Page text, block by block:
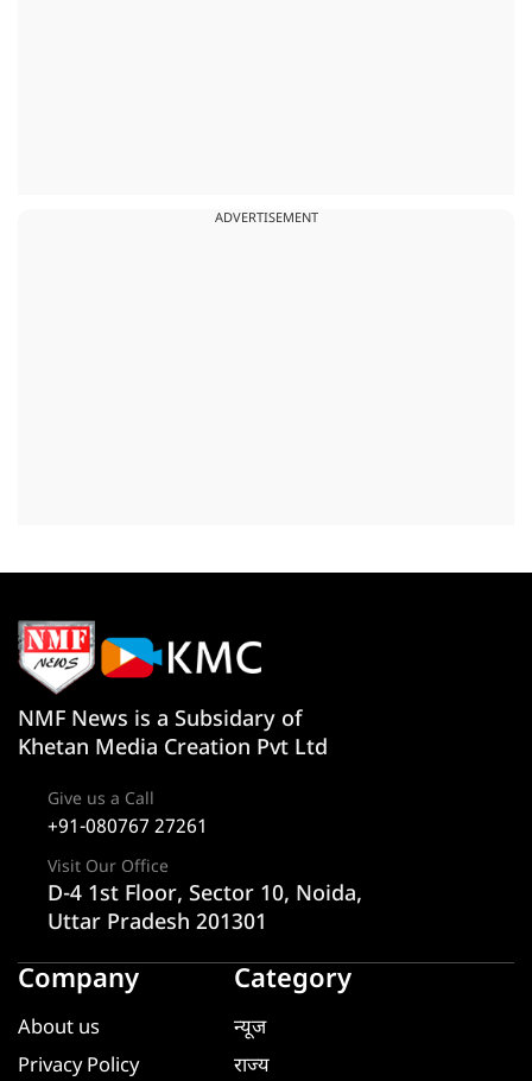
ADVERTISEMENT
NMF News is a Subsidary of
Khetan Media Creation Pvt Ltd
Give us a Call
+91-080767 27261
Visit Our Office
D-4 1st Floor, Sector 10, Noida,
Uttar Pradesh 201301
Company
About us
Privacy Policy
Category
न्यूज
राज्य